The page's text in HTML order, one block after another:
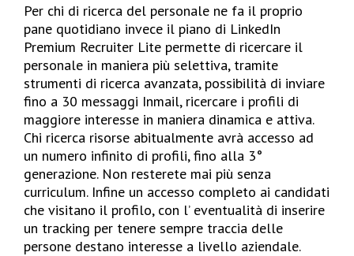
Per chi di ricerca del personale ne fa il proprio
pane quotidiano invece il piano di LinkedIn
Premium Recruiter Lite permette di ricercare il
personale in maniera più selettiva, tramite
strumenti di ricerca avanzata, possibilità di inviare
fino a 30 messaggi Inmail, ricercare i profili di
maggiore interesse in maniera dinamica e attiva.
Chi ricerca risorse abitualmente avrà accesso ad
un numero infinito di profili, fino alla 3°
generazione. Non resterete mai più senza
curriculum. Infine un accesso completo ai candidati
che visitano il profilo, con l’ eventualità di inserire
un tracking per tenere sempre traccia delle
persone destano interesse a livello aziendale.